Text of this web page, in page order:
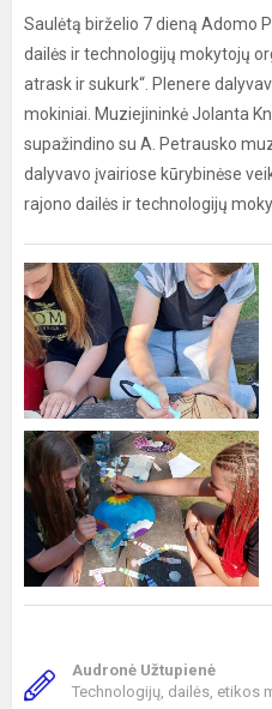
Saulėtą birželio 7 dieną Adomo
dailės ir technologijų mokytojų
atrask ir sukurk“. Plenere
mokiniai. Muziejininkė Jolanta
supažindino su A. Petrausko
dalyvavo įvairiose kūrybinėse
rajono dailės ir technologijų
Audronė Užtupienė
Technologijų, dailės, etikos